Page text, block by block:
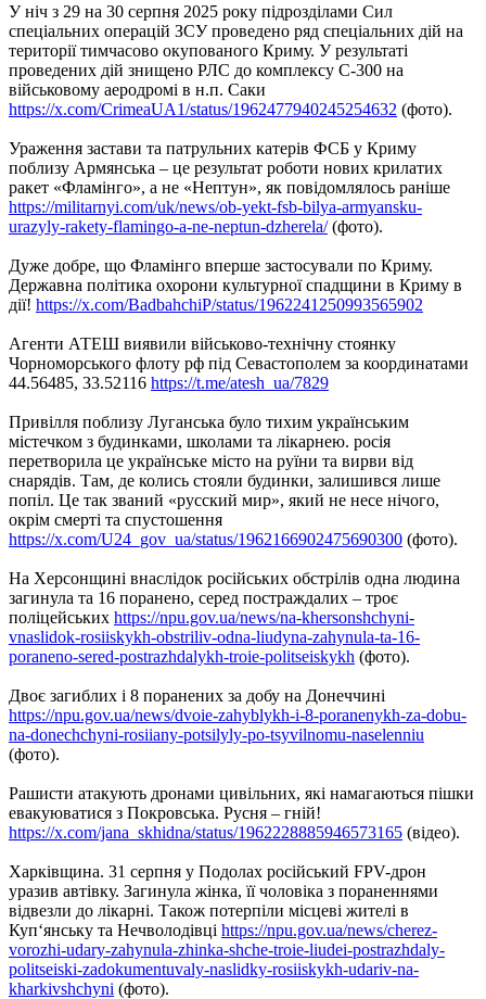
У ніч з 29 на 30 серпня 2025 року підрозділами Сил
спеціальних операцій ЗСУ проведено ряд спеціальних дій на
території тимчасово окупованого Криму. У результаті
проведених дій знищено РЛС до комплексу С-300 на
військовому аеродромі в н.п. Саки
https://x.com/CrimeaUA1/status/1962477940245254632 (фото).
Ураження застави та патрульних катерів ФСБ у Криму
поблизу Армянська – це результат роботи нових крилатих
ракет «Фламінго», а не «Нептун», як повідомлялось раніше
https://militarnyi.com/uk/news/ob-yekt-fsb-bilya-armyansku-
urazyly-rakety-flamingo-a-ne-neptun-dzherela/(фото).
Дуже добре, що Фламінго вперше застосували по Криму.
Державна політика охорони культурної спадщини в Криму в
дії! https://x.com/BadbahchiP/status/1962241250993565902
Агенти АТЕШ виявили військово-технічну стоянку
Чорноморського флоту рф під Севастополем за координатами
44.56485, 33.52116 https://t.me/atesh_ua/7829
Привілля поблизу Луганська було тихим українським
містечком з будинками, школами та лікарнею. росія
перетворила це українське місто на руїни та вирви від
снарядів. Там, де колись стояли будинки, залишився лише
попіл. Це так званий «русский мир», який не несе нічого,
окрім смерті та спустошення
https://x.com/U24_gov_ua/status/1962166902475690300 (фото).
На Херсонщині внаслідок російських обстрілів одна людина
загинула та 16 поранено, серед постраждалих – троє
поліцейських https://npu.gov.ua/news/na-khersonshchyni-
vnaslidok-rosiiskykh-obstriliv-odna-liudyna-zahynula-ta-16-
poraneno-sered-postrazhdalykh-troie-politseiskykh (фото).
Двоє загиблих і 8 поранених за добу на Донеччині
https://npu.gov.ua/news/dvoie-zahyblykh-i-8-poranenykh-za-dobu-
na-donechchyni-rosiiany-potsilyly-po-tsyvilnomu-naselenniu
(фото).
Рашисти атакують дронами цивільних, які намагаються пішки
евакуюватися з Покровська. Русня – гній!
https://x.com/jana_skhidna/status/1962228885946573165 (відео).
Харківщина. 31 серпня у Подолах російський FPV-дрон
уразив автівку. Загинула жінка, її чоловіка з пораненнями
відвезли до лікарні. Також потерпіли місцеві жителі в
Куп‘янську та Нечволодівці https://npu.gov.ua/news/cherez-
vorozhi-udary-zahynula-zhinka-shche-troie-liudei-postrazhdaly-
politseiski-zadokumentuvaly-naslidky-rosiiskykh-udariv-na-
kharkivshchyni (фото).